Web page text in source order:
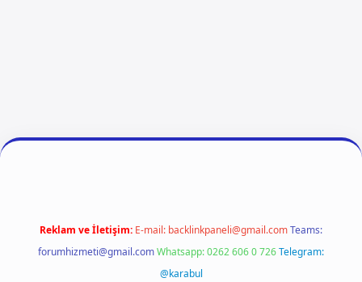
ilbet girişvdcasino girişbetexper
Reklam ve İletişim: E-mail: backlinkpaneli@gmail.comTeams:
forumhizmeti@gmail.comWhatsapp: 0262 606 0 726Telegram:
@karabul